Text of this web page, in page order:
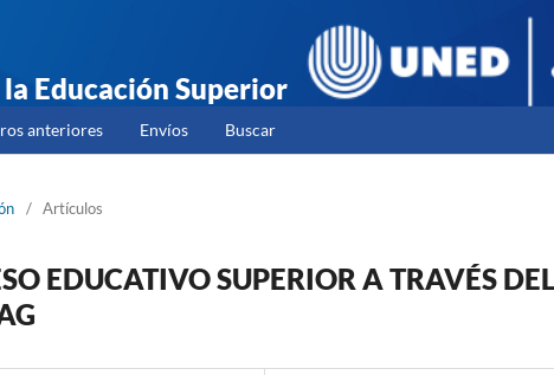
Educación Superior
anteriores Envíos Buscar
/ Artículos
EDUCATIVO SUPERIOR A TRAVÉS DEL